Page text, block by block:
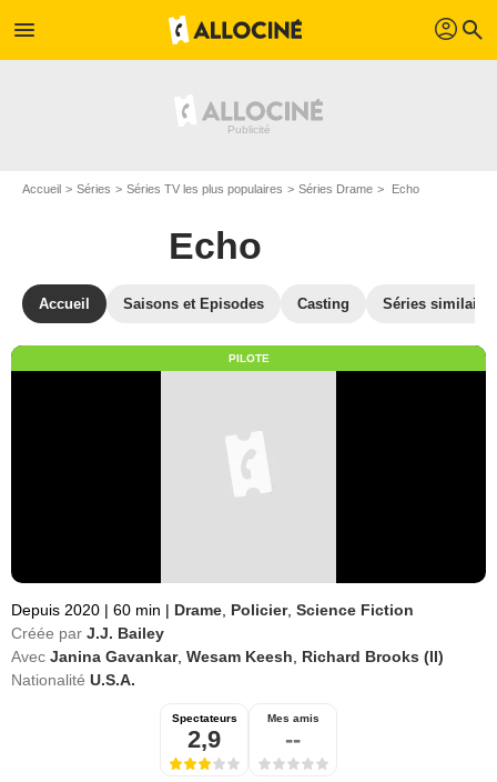
menu profil search
Accueil Séries Séries TV les plus populaires Séries Drame Echo
Echo
Accueil Saisons et Episodes Casting Séries similaires
PILOTE
Depuis 2020 | 60 min | Drame Policier, Science Fiction
Créée par J.J. Bailey
Avec Janina Gavankar, Wesam Keesh
Richard Brooks (II)
Nationalité U.S.A.
Spectateurs
2,9
Mes amis
--